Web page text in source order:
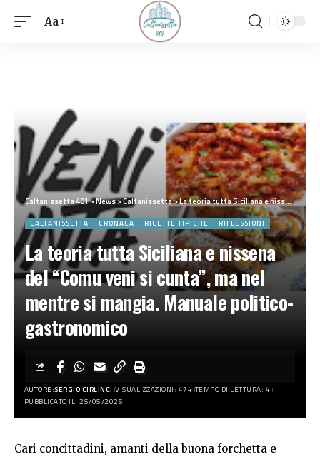
Aa
Caltanissetta 401>News>Caltanissetta>La teoria tutta Siciliana e nissena del “Comu veni si cunta”, ma nel mentre si mangia. Manuale politico-gastronomico
CALTANISSETTA CRONACA RICETTE TIPICHE RIFLESSIONI
La teoria tutta Siciliana e nissena
del “Comu veni si cunta”, ma nel
mentre si mangia. Manuale politico-
gastronomico
AUTORE:SERGIO CIRLINCI VISUALIZZAZIONI: 474 TEMPO DI LETTURA: 4
PUBBLICATO IL: 25/05/2025
Cari concittadini, amanti della buona forchetta e